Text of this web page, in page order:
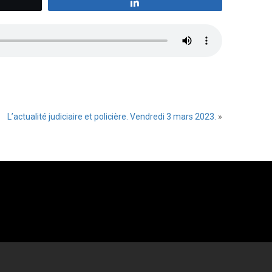
L’actualité judiciaire et policière. Vendredi 3 mars 2023. »